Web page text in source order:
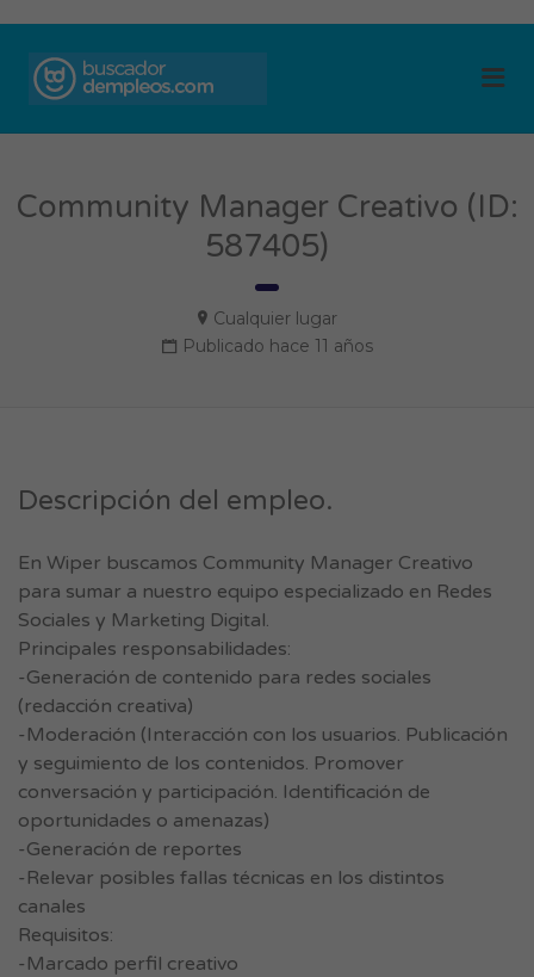
Community Manager Creativo (ID:
587405)
Cualquier lugar
Publicado hace 11 años
Descripción del empleo.
En Wiper buscamos Community Manager Creativo
para sumar a nuestro equipo especializado en Redes
Sociales y Marketing Digital.
Principales responsabilidades:
-Generación de contenido para redes sociales
(redacción creativa)
-Moderación (Interacción con los usuarios. Publicación
y seguimiento de los contenidos. Promover
conversación y participación. Identificación de
oportunidades o amenazas)
-Generación de reportes
-Relevar posibles fallas técnicas en los distintos
canales
Requisitos:
-Marcado perfil creativo